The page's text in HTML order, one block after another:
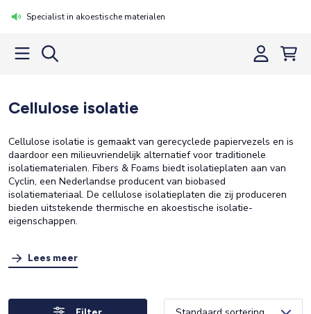
Specialist in akoestische materialen
Cellulose isolatie
Cellulose isolatie is gemaakt van gerecyclede papiervezels en is
daardoor een milieuvriendelijk alternatief voor traditionele
isolatiematerialen. Fibers & Foams biedt isolatieplaten aan van
Cyclin, een Nederlandse producent van biobased
isolatiemateriaal. De cellulose isolatieplaten die zij produceren
bieden uitstekende thermische en akoestische isolatie-
eigenschappen.
Lees meer